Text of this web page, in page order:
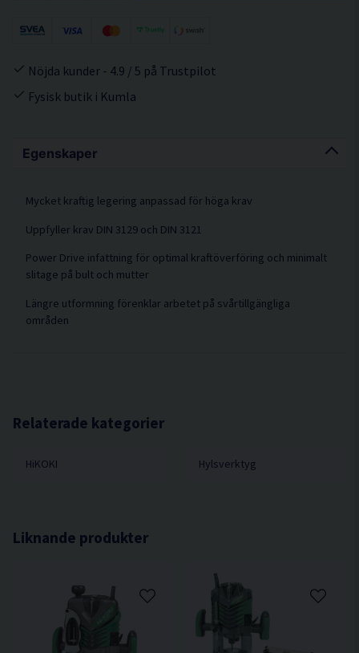
Egenskaper
Mycket kraftig legering anpassad för höga krav
Uppfyller krav DIN 3129 och DIN 3121
Power Drive infattning för optimal kraftöverföring och minimalt
slitage på bult och mutter
Längre utformning förenklar arbetet på svårtillgängliga
områden
Relaterade kategorier
HiKOKI Hylsverktyg
Nöjda kunder - 4.9 / 5 på Trustpilot
Fysisk butik i Kumla
Liknande produkter